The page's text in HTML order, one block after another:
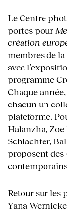
Le Centre
portes pour
création
membres de
avec
programme
Chaque
chacun un
plateforme.
Halanzha,
Schlachter,
proposent des
Retour sur les
Yana